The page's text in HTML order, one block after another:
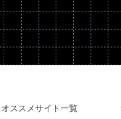
オススメサイト一覧